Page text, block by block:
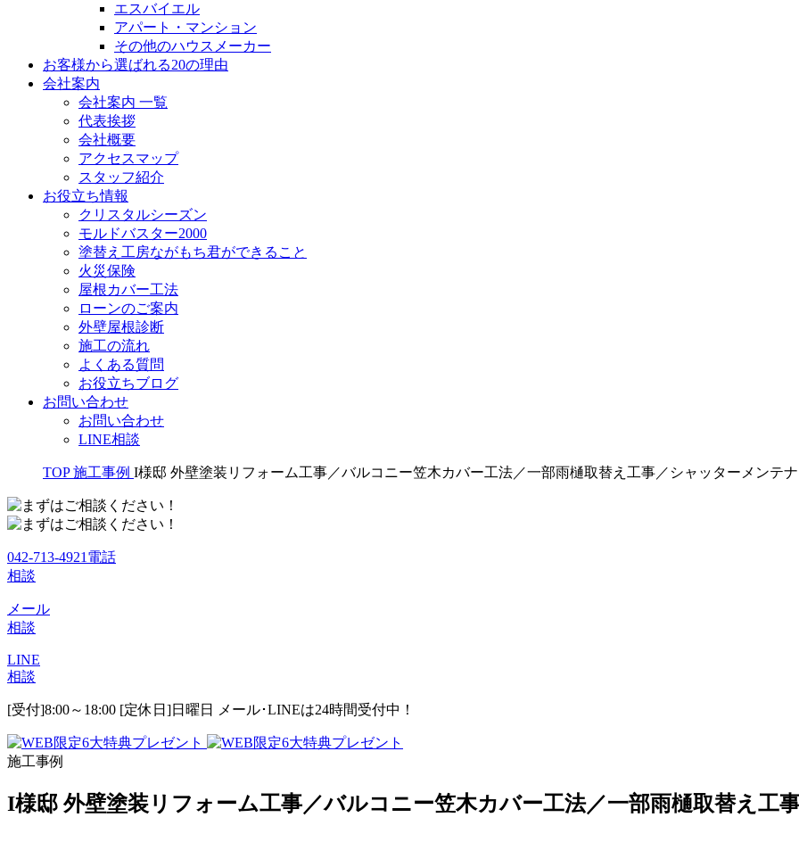
エスバイエル
アパート・マンション
その他のハウスメーカー
お客様から選ばれる20の理由
会社案内
会社案内 一覧
代表挨拶
会社概要
アクセスマップ
スタッフ紹介
お役立ち情報
クリスタルシーズン
モルドバスター2000
塗替え工房ながもち君ができること
火災保険
屋根カバー工法
ローンのご案内
外壁屋根診断
施工の流れ
よくある質問
お役立ちブログ
お問い合わせ
お問い合わせ
LINE相談
TOP 施工事例 I様邸 外壁塗装リフォーム工事／バルコニー笠木カバー工法／一部雨樋取替え工事／シャッターメンテ
042-713-4921 電話
相談
メール
相談
LINE
相談
[受付]8:00～18:00 [定休日]日曜日 メール･LINEは24時間受付中！
施工事例
I様邸 外壁塗装リフォーム工事／バルコニー笠木カバー工法／一部雨樋取替え工